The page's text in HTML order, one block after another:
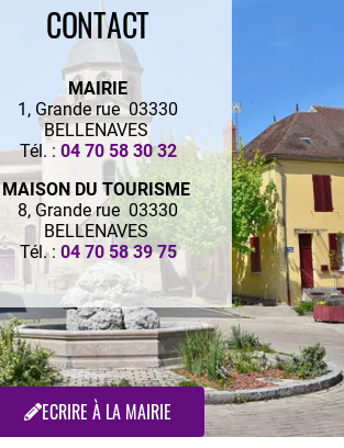
CONTACT
MAIRIE
1, Grande rue 03330
BELLENAVES
Tél. : 04 70 58 30 32
MAISON DU TOURISME
8, Grande rue 03330
BELLENAVES
Tél. : 04 70 58 39 75
ECRIRE À LA MAIRIE